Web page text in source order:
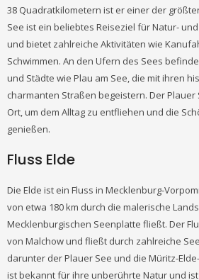
38 Quadratkilometern ist er einer der
See ist ein beliebtes Reiseziel für Natur-
und bietet zahlreiche Aktivitäten wie
Schwimmen. An den Ufern des Sees
und Städte wie Plau am See, die mit ihren
charmanten Straßen begeistern. Der
Ort, um dem Alltag zu entfliehen und die
genießen.
Fluss Elde
Die Elde ist ein Fluss in Mecklenburg-
von etwa 180 km durch die malerische
Mecklenburgischen Seenplatte fließt. Der
von Malchow und fließt durch zahlreiche
darunter der Plauer See und die Müritz-
ist bekannt für ihre unberührte Natur und